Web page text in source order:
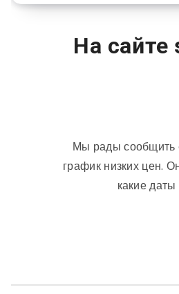
На
Мы рады сообщить
график низких цен.
какие